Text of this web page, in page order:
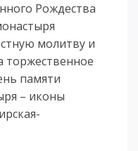
Рождества
молитву и
памяти
– иконы